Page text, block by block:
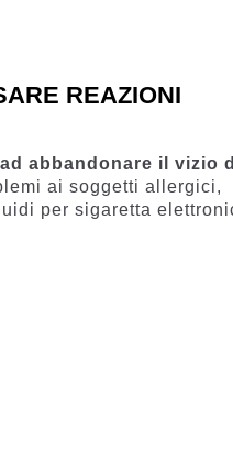
REAZIONI
abbandonare il vizio
ai soggetti allergici,
per sigaretta